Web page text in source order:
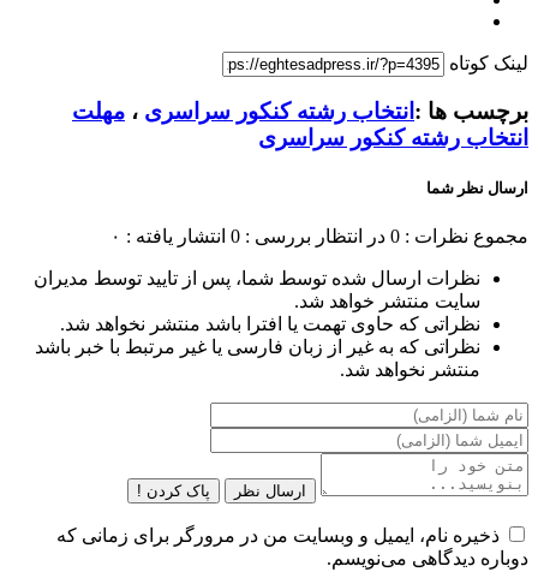
لینک کوتاه
برچسب ها : انتخاب رشته کنکور سراسری ، مهلت
انتخاب رشته کنکور سراسری
ارسال نظر شما
مجموع نظرات : 0 در انتظار بررسی : 0 انتشار یافته : ۰
نظرات ارسال شده توسط شما، پس از تایید توسط مدیران
سایت منتشر خواهد شد.
نظراتی که حاوی تهمت یا افترا باشد منتشر نخواهد شد.
نظراتی که به غیر از زبان فارسی یا غیر مرتبط با خبر باشد
منتشر نخواهد شد.
ارسال نظر پاک کردن !
ذخیره نام، ایمیل و وبسایت من در مرورگر برای زمانی که
دوباره دیدگاهی می‌نویسم.